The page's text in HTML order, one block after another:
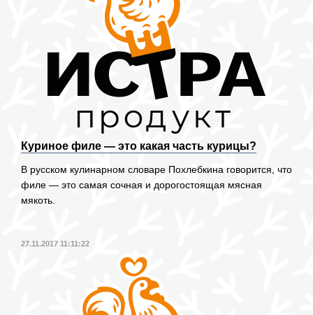
Куриное филе — это какая часть курицы?
В русском кулинарном словаре Похлебкина говорится, что
филе — это самая сочная и дорогостоящая мясная
мякоть.
27.11.2017 11:11:22